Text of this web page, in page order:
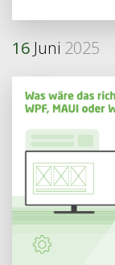
16 Juni 2025